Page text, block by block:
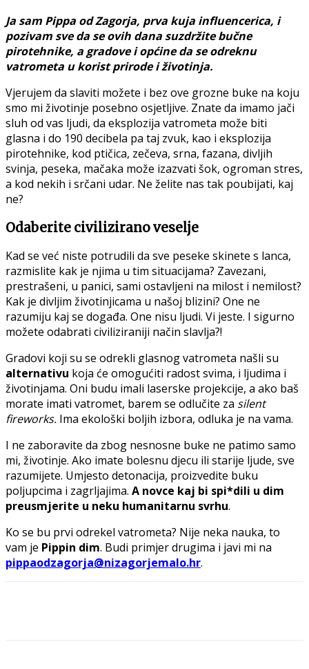
Ja sam Pippa od Zagorja, prva kuja influencerica, i
pozivam sve da se ovih dana suzdržite bučne
pirotehnike, a gradove i općine da se odreknu
vatrometa u korist prirode i životinja.
Vjerujem da slaviti možete i bez ove grozne buke na koju
smo mi životinje posebno osjetljive. Znate da imamo jači
sluh od vas ljudi, da eksplozija vatrometa može biti
glasna i do 190 decibela pa taj zvuk, kao i eksplozija
pirotehnike, kod ptičica, zečeva, srna, fazana, divljih
svinja, peseka, mačaka može izazvati šok, ogroman stres,
a kod nekih i srčani udar. Ne želite nas tak poubijati, kaj
ne?
Odaberite civilizirano veselje
Kad se već niste potrudili da sve peseke skinete s lanca,
razmislite kak je njima u tim situacijama? Zavezani,
prestrašeni, u panici, sami ostavljeni na milost i nemilost?
Kak je divljim životinjicama u našoj blizini? One ne
razumiju kaj se događa. One nisu ljudi. Vi jeste. I sigurno
možete odabrati civiliziraniji način slavlja?!
Gradovi koji su se odrekli glasnog vatrometa našli su
alternativu koja će omogućiti radost svima, i ljudima i
životinjama. Oni budu imali laserske projekcije, a ako baš
morate imati vatromet, barem se odlučite za silent
fireworks. Ima ekološki boljih izbora, odluka je na vama.
I ne zaboravite da zbog nesnosne buke ne patimo samo
mi, životinje. Ako imate bolesnu djecu ili starije ljude, sve
razumijete. Umjesto detonacija, proizvedite buku
poljupcima i zagrljajima. A novce kaj bi spi*dili u dim
preusmjerite u neku humanitarnu svrhu.
Ko se bu prvi odrekel vatrometa? Nije neka nauka, to
vam je Pippin dim. Budi primjer drugima i javi mi na
pippaodzagorja@nizagorjemalo.hr.